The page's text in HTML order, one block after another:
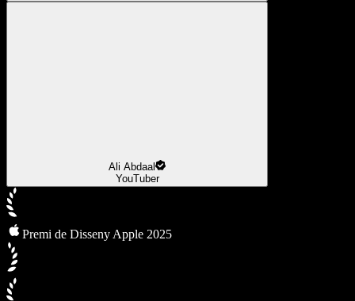
Ali Abdaal
YouTuber
Premi de Disseny Apple 2025